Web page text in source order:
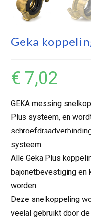
Geka
€ 7,02
GEKA messing
Plus systeem, en
systeem.
Alle Geka Plus
bajonetbevestiging en
worden.
Deze snelkoppeling
veelal gebruikt door